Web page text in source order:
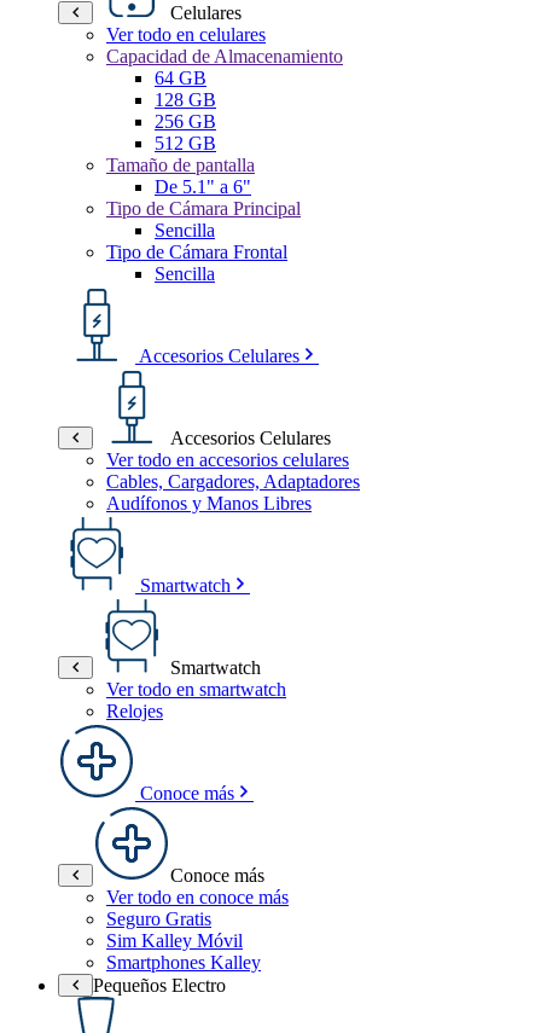
Celulares
Ver todo en celulares
Capacidad de Almacenamiento
64 GB
128 GB
256 GB
512 GB
Tamaño de pantalla
De 5.1" a 6"
Tipo de Cámara Principal
Sencilla
Tipo de Cámara Frontal
Sencilla
Accesorios Celulares
Accesorios Celulares
Ver todo en accesorios celulares
Cables, Cargadores, Adaptadores
Audífonos y Manos Libres
Smartwatch
Smartwatch
Ver todo en smartwatch
Relojes
Conoce más
Conoce más
Ver todo en conoce más
Seguro Gratis
Sim Kalley Móvil
Smartphones Kalley
Pequeños Electro